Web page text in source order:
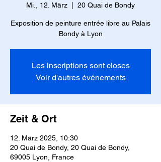
Mi., 12. März 20 Quai de Bondy
Exposition de peinture entrée libre au Palais
Bondy à Lyon
Les inscriptions sont closes
Voir d'autres événements
Zeit & Ort
12. März 2025, 10:30
20 Quai de Bondy, 20 Quai de Bondy,
69005 Lyon, France